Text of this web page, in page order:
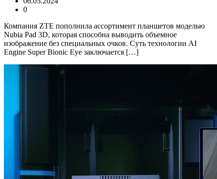
0
Компания ZTE пополнила ассортимент планшетов моделью
Nubia Pad 3D, которая способна выводить объемное
изображение без специальных очков. Суть технологии AI
Engine Super Bionic Eye заключается […]